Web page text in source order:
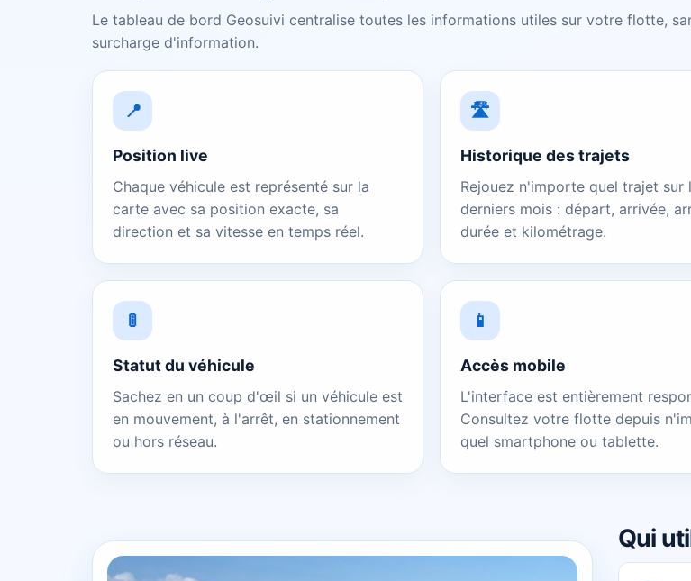
Le tableau de bord Geosuivi centralise toutes les informations utiles sur votre flotte,
surcharge d'information.
📍
Position live
Chaque véhicule est représenté sur la
carte avec sa position exacte, sa
direction et sa vitesse en temps réel.
🛣️
Historique des trajets
Rejouez n'importe quel trajet sur
derniers mois : départ, arrivée,
durée et kilométrage.
🚦
Statut du véhicule
Sachez en un coup d'œil si un véhicule est
en mouvement, à l'arrêt, en stationnement
ou hors réseau.
📱
Accès mobile
L'interface est entièrement
Consultez votre flotte depuis
quel smartphone ou tablette.
Qui